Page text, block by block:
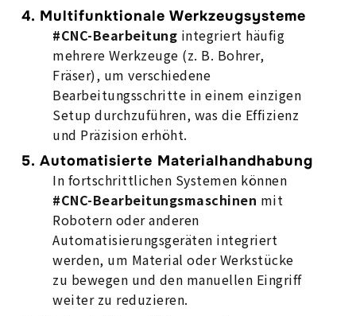
4. Multifunktionale Werkzeugsysteme
#CNC-Bearbeitung integriert häufig
mehrere Werkzeuge (z. B. Bohrer,
Fräser), um verschiedene
Bearbeitungsschritte in einem einzigen
Setup durchzuführen, was die Effizienz
und Präzision erhöht.
5.Automatisierte Materialhandhabung
In fortschrittlichen Systemen können
#CNC-Bearbeitungsmaschinen mit
Robotern oder anderen
Automatisierungsgeräten integriert
werden, um Material oder Werkstücke
zu bewegen und den manuellen Eingriff
weiter zu reduzieren.